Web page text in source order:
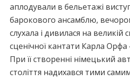
аплодували в бельетажі
барокового ансамблю,
слухала і дивилася на великій
сценічної кантати Карла
При її створенні німецький
століття надихався тими